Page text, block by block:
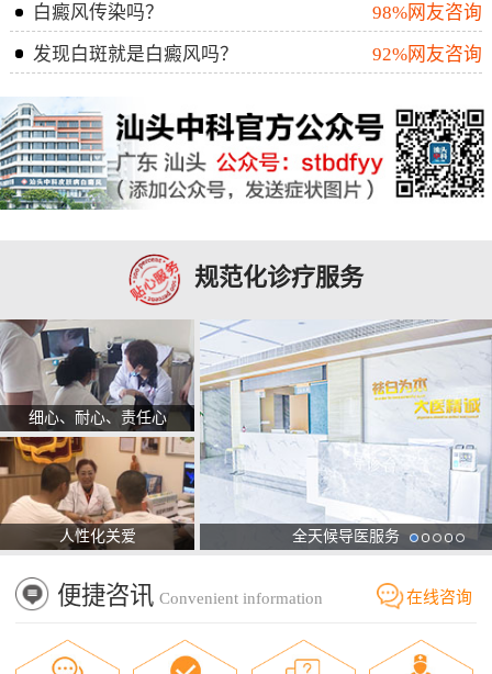
白癜风传染吗？
98%网友咨询
发现白斑就是白癜风吗？
92%网友咨询
规范化诊疗服务
细心、耐心、责任心
人性化关爱 全天候导医服务
便捷咨讯 Convenient information 在线咨询